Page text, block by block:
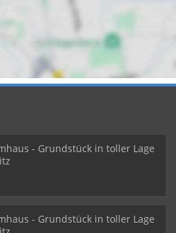
- Grundstück in toller Lage
- Grundstück in toller Lage